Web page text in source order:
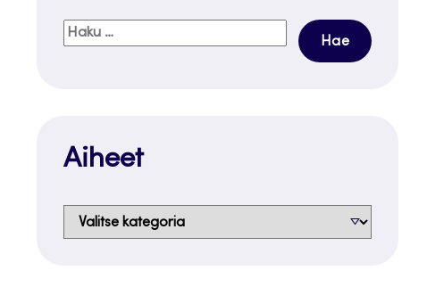
Haku:
Aiheet
Aiheet